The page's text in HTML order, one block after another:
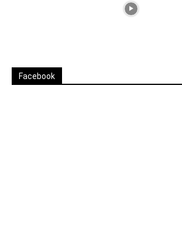
Facebook